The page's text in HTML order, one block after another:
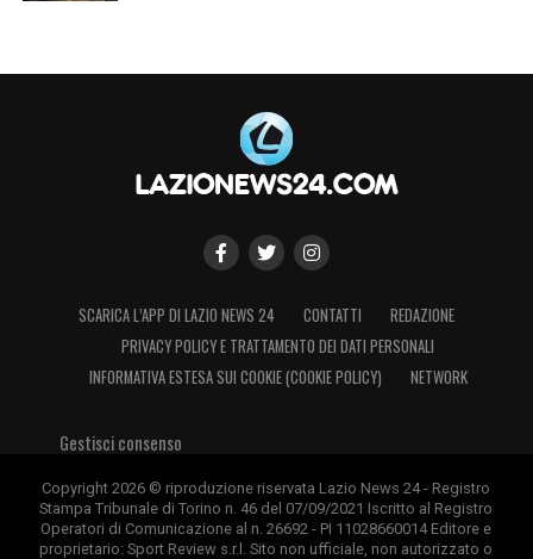
SCARICA L’APP DI LAZIO NEWS 24 CONTATTI
REDAZIONE
PRIVACY POLICY E TRATTAMENTO DEI DATI PERSONALI
INFORMATIVA ESTESA SUI COOKIE (COOKIE POLICY)
NETWORK
Gestisci consenso
Copyright 2026 © riproduzione riservata Lazio News 24 - Registro
Stampa Tribunale di Torino n. 46 del 07/09/2021 Iscritto al Registro
Operatori di Comunicazione al n. 26692 - PI 11028660014 Editore e
proprietario: Sport Review s.r.l. Sito non ufficiale, non autorizzato o